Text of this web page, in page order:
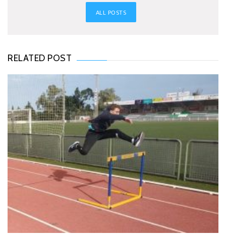
ALL POSTS
RELATED POST